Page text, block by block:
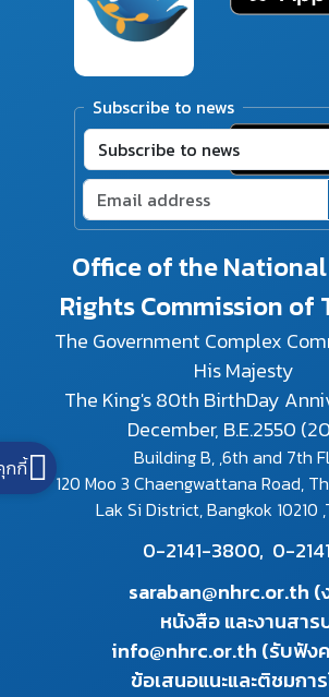
Office of the
Rights Commission of
The Government Complex
His Majesty
The King's 80th BirthDay
December, B.E.2550
Building B, ,6th and 7th
120 Moo 3 Chaengwattana Road,
Lak Si District, Bangkok 10210
0-2141-3800, 0-
saraban@nhrc.or.th
หนังสือ และงานสา
info@nhrc.or.th (รับฟัง
ข้อเสนอแนะและติชมกา
Subscribe to news
กกี้